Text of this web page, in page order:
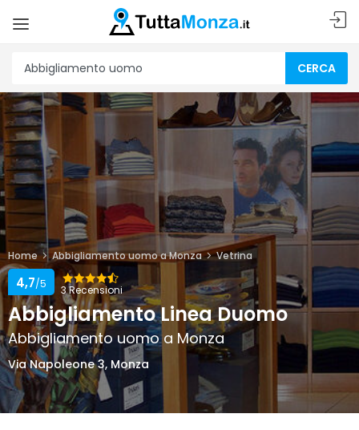
CERCA
Home Abbigliamento uomo a Monza Vetrina
3 Recensioni
4,7/5
Abbigliamento Linea Duomo
Abbigliamento uomo a Monza
Via Napoleone 3, Monza